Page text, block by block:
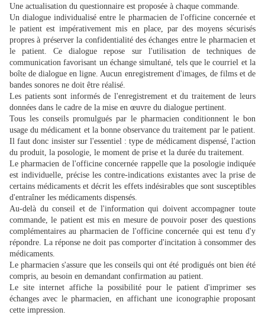
Une actualisation du questionnaire est proposée à chaque commande.
Un dialogue individualisé entre le pharmacien de l'officine concernée et
le patient est impérativement mis en place, par des moyens sécurisés
propres à préserver la confidentialité des échanges entre le pharmacien et
le patient. Ce dialogue repose sur l'utilisation de techniques de
communication favorisant un échange simultané, tels que le courriel et la
boîte de dialogue en ligne. Aucun enregistrement d'images, de films et de
bandes sonores ne doit être réalisé.
Les patients sont informés de l'enregistrement et du traitement de leurs
données dans le cadre de la mise en œuvre du dialogue pertinent.
Tous les conseils promulgués par le pharmacien conditionnent le bon
usage du médicament et la bonne observance du traitement par le patient.
Il faut donc insister sur l'essentiel : type de médicament dispensé, l'action
du produit, la posologie, le moment de prise et la durée du traitement.
Le pharmacien de l'officine concernée rappelle que la posologie indiquée
est individuelle, précise les contre-indications existantes avec la prise de
certains médicaments et décrit les effets indésirables que sont susceptibles
d'entraîner les médicaments dispensés.
Au-delà du conseil et de l'information qui doivent accompagner toute
commande, le patient est mis en mesure de pouvoir poser des questions
complémentaires au pharmacien de l'officine concernée qui est tenu d'y
répondre. La réponse ne doit pas comporter d'incitation à consommer des
médicaments.
Le pharmacien s'assure que les conseils qui ont été prodigués ont bien été
compris, au besoin en demandant confirmation au patient.
Le site internet affiche la possibilité pour le patient d'imprimer ses
échanges avec le pharmacien, en affichant une iconographie proposant
cette impression.